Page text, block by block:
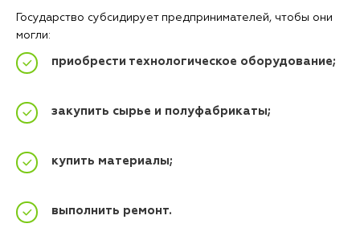
Государство субсидирует предпринимателей, чтобы они
могли:
приобрести технологическое оборудование;
закупить сырье и полуфабрикаты;
купить материалы;
выполнить ремонт.